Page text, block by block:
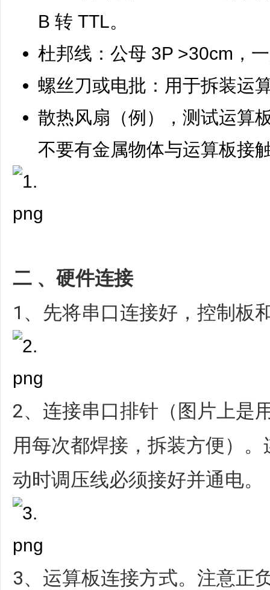
B 转 TTL。
杜邦线：公母 3P >30cm，
螺丝刀或电批：用于拆装运
散热风扇（例），测试运算
不要有金属物体与运算板接
二 、硬件连接
1、先将串口连接好，控制板
2、连接串口排针（图片上是
用每次都焊接，拆装方便）
动时调压线必须接好并通电。
3、运算板连接方式。注意正